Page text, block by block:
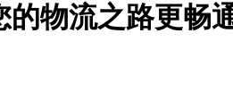
的物流之路更畅